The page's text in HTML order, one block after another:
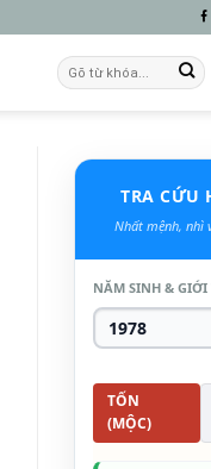
TRA CỨU
Nhất mệnh, nhì
NĂM SINH & GIỚI
TỐN
(MỘC)